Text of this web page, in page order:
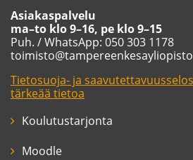
Asiakaspalvelu
ma–to klo 9–16, pe klo 9–15
Puh. / WhatsApp: 050 303 1178
Tietosuoja- ja
tärkeää tietoa
Koulutustarjonta
Moodle